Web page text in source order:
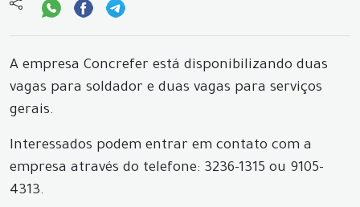
A empresa Concrefer está disponibilizando duas
vagas para soldador e duas vagas para serviços
gerais.
Interessados podem entrar em contato com a
empresa através do telefone: 3236-1315 ou 9105-
4313.